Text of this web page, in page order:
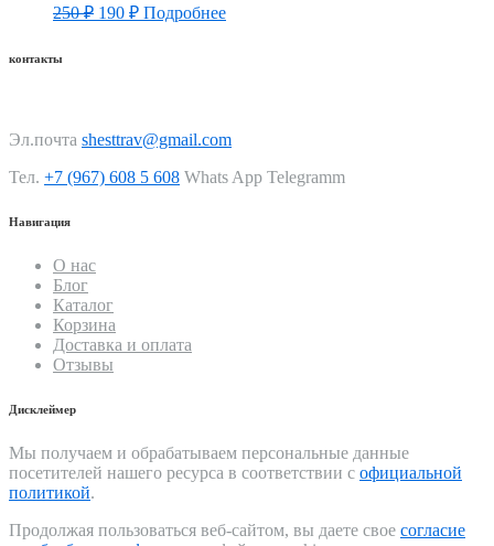
250₽ 190 ₽ Подробнее
контакты
Эл.почта shesttrav@gmail.com
Тел. +7 (967) 608 5 608 Whats App Telegramm
Навигация
О нас
Блог
Каталог
Корзина
Доставка и оплата
Отзывы
Дисклеймер
Мы получаем и обрабатываем персональные данные
посетителей нашего ресурса в соответствии с официальной
политикой.
Продолжая пользоваться веб-сайтом, вы даете свое согласие